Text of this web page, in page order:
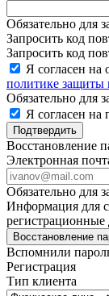
Обязательно для
Запросить код
Запросить код
Я согласен на
политике защиты
Обязательно для
Я согласен на
Подтвердить
Восстановление
Электронная
Обязательно для
Информация для
Восстановление
Вспомнили
Регистрация
Тип клиента